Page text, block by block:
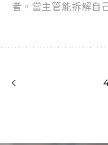
者。當主管能拆解自